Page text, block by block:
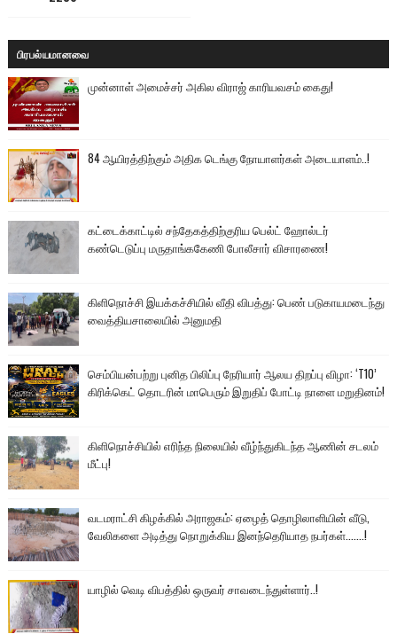
பிரபல்யமானவை
முன்னாள் அமைச்சர் அகில விராஜ் காரியவசம் கைது!
84 ஆயிரத்திற்கும் அதிக டெங்கு நோயாளர்கள் அடையாளம்..!
கட்டைக்காட்டில் சந்தேகத்திற்குரிய பெல்ட் ஹோல்டர்
கண்டெடுப்பு மருதாங்ககேணி போலீசார் விசாரணை!
கிளிநொச்சி இயக்கச்சியில் வீதி விபத்து: பெண் படுகாயமடைந்து
வைத்தியசாலையில் அனுமதி
செம்பியன்பற்று புனித பிலிப்பு நேரியார் ஆலய திறப்பு விழா: ‘T10’
கிரிக்கெட் தொடரின் மாபெரும் இறுதிப் போட்டி நாளை மறுதினம்!
கிளிநொச்சியில் எரிந்த நிலையில் வீழ்ந்துகிடந்த ஆணின் சடலம்
மீட்பு!
வடமராட்சி கிழக்கில் அராஜகம்: ஏழைத் தொழிலாளியின் வீடு,
வேலிகளை அடித்து நொறுக்கிய இனந்தெரியாத நபர்கள்.......!
யாழில் வெடி விபத்தில் ஒருவர் சாவடைந்துள்ளார்..!